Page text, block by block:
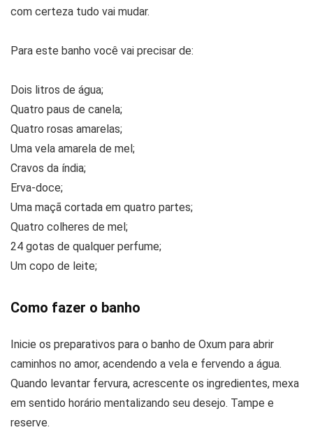
com certeza tudo vai mudar.
Para este banho você vai precisar de:
Dois litros de água;
Quatro paus de canela;
Quatro rosas amarelas;
Uma vela amarela de mel;
Cravos da índia;
Erva-doce;
Uma maçã cortada em quatro partes;
Quatro colheres de mel;
24 gotas de qualquer perfume;
Um copo de leite;
Como fazer o banho
Inicie os preparativos para o banho de Oxum para abrir
caminhos no amor, acendendo a vela e fervendo a água.
Quando levantar fervura, acrescente os ingredientes, mexa
em sentido horário mentalizando seu desejo. Tampe e
reserve.